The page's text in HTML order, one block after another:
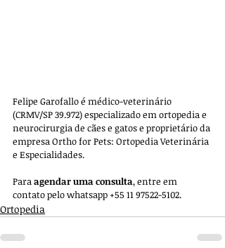
Felipe Garofallo é médico-veterinário
(CRMV/SP 39.972) especializado em ortopedia e
neurocirurgia de cães e gatos e proprietário da
empresa Ortho for Pets: Ortopedia Veterinária
e Especialidades.
Para agendar uma consulta, entre em
contato pelo whatsapp +55 11 97522-5102.
Ortopedia